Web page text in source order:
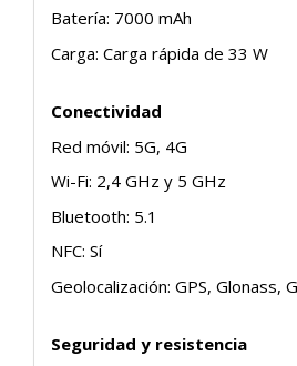
Batería: 7000 mAh
Carga: Carga rápida de 33 W
Conectividad
Red móvil: 5G, 4G
Wi-Fi: 2,4 GHz y 5 GHz
Bluetooth: 5.1
NFC: Sí
Geolocalización: GPS, Glonass,
Seguridad y resistencia